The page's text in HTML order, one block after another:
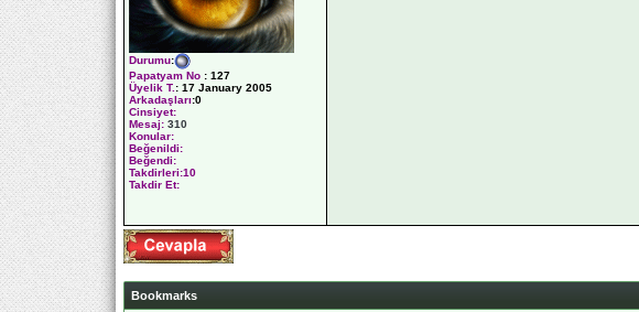
Durumu:
Papatyam No : 127
Üyelik T.: 17 January 2005
Arkadaşları:0
Cinsiyet:
Mesaj: 310
Konular:
Beğenildi:
Beğendi:
Takdirleri:10
Takdir Et:
Bookmarks